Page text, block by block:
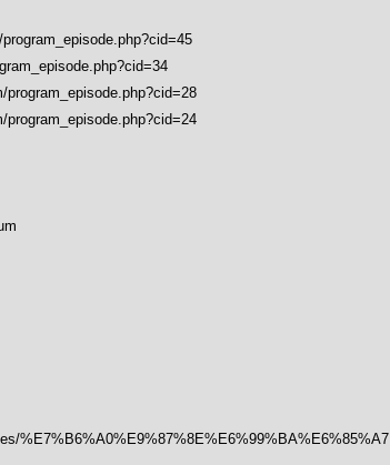
%E7%B6%A0%E9%87%8E%E6%99%BA%E6%85%A7